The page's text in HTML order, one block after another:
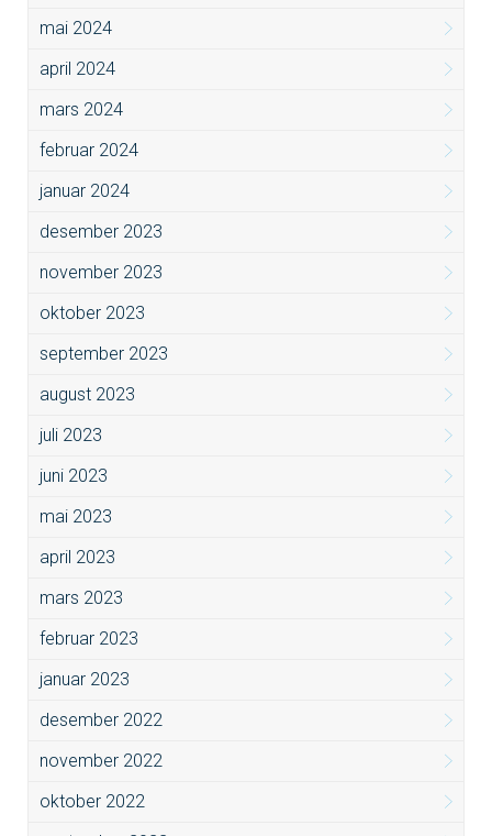
mai 2024
april 2024
mars 2024
februar 2024
januar 2024
desember 2023
november 2023
oktober 2023
september 2023
august 2023
juli 2023
juni 2023
mai 2023
april 2023
mars 2023
februar 2023
januar 2023
desember 2022
november 2022
oktober 2022